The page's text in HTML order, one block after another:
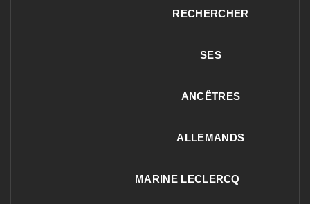
RECHERCHER
SES
ANCÊTRES
ALLEMANDS
MARINE LECLERCQ